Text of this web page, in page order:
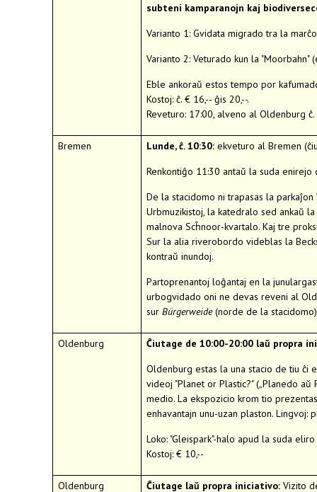
subteni kamparanojn kaj
Varianto 1: Gvidata migrado tra la
Varianto 2: Veturado kun la
Eble ankoraŭ estos tempo por
Kostoj: ĉ. € 16,-- ĝis 20,--.
Reveturo: 17:00, alveno al Oldenburg ĉ.
Bremen Lunde, ĉ. 10:30:ekveturo al Bremen
Renkontiĝo 11:30 antaŭ la suda enirejo
De la stacidomo ni trapasas la
Urbmuzikistoj, la katedralo sed ankaŭ
malnova Scĥnoor-kvartalo. Kaj tre
Sur la alia riverobordo videblas la
kontraŭ inundoj.
Partoprenantoj loĝantaj en la
urbogvidado oni ne devas reveni al
sur Bürgerweide(norde de la
Oldenburg
Ĉiutage de 10:00-20:00 laŭ propra
Oldenburg estas la una stacio de tiu ĉi
videoj "Planet or Plastic?" („Planedo
medio. La ekspozicio krom tio
enhavantajn unu-uzan plaston.
Loko: "Gleispark"-halo apud la suda
Kostoj: € 10,--
Oldenburg Ĉiutage laŭ propra iniciativo: Vizito